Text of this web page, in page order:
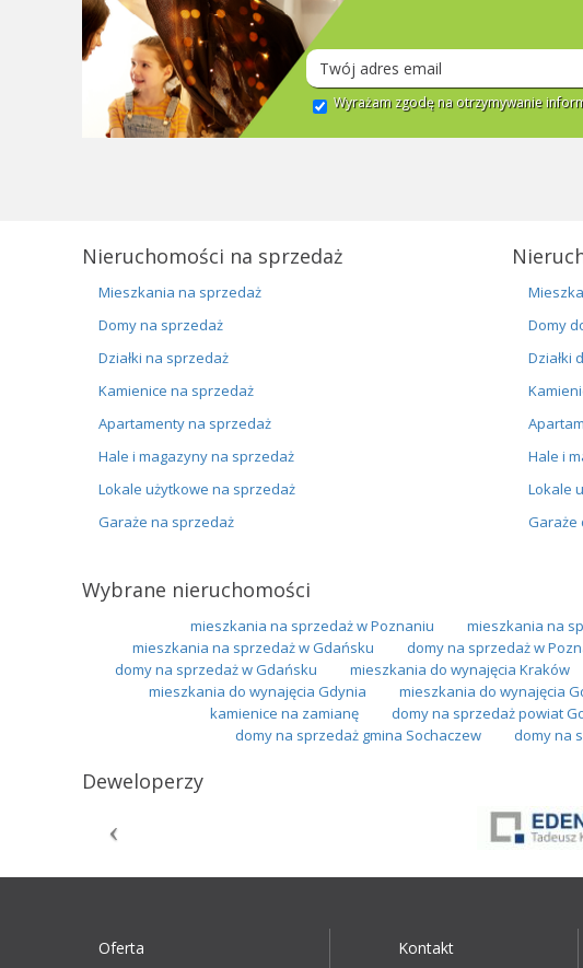
Wyrażam zgodę na otrzymywanie
Nieruchomości na sprzedaż
Mieszkania na sprzedaż
Domy na sprzedaż
Działki na sprzedaż
Kamienice na sprzedaż
Apartamenty na sprzedaż
Hale i magazyny na sprzedaż
Lokale użytkowe na sprzedaż
Garaże na sprzedaż
Domy
Działki
Hale i
Lokale
Garaże
Wybrane nieruchomości
mieszkania na sprzedaż w Poznaniu mieszkania na
mieszkania na sprzedaż w Gdańsku
domy na sprzedaż w
domy na sprzedaż w Gdańsku
mieszkania do wynajęcia Kraków
mieszkania do wynajęcia Gdynia
mieszkania do wynajęcia
kamienice na zamianę
domy na sprzedaż powiat
domy na sprzedaż gmina Sochaczew
domy na
Deweloperzy
Oferta Kontakt